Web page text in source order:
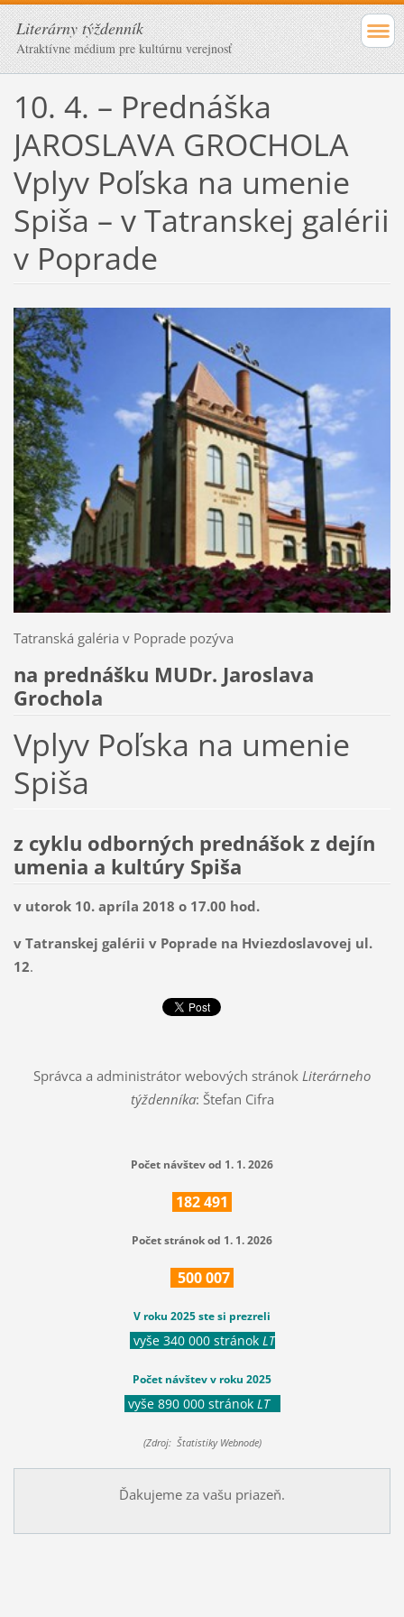
Literárny týždenník
Atraktívne médium pre kultúrnu verejnosť
10. 4. – Prednáška
JAROSLAVA GROCHOLA
Vplyv Poľska na umenie
Spiša – v Tatranskej galérii
v Poprade
Tatranská galéria v Poprade pozýva
na prednášku MUDr. Jaroslava
Grochola
Vplyv Poľska na umenie
Spiša
z cyklu odborných prednášok z dejín
umenia a kultúry Spiša
v utorok 10. apríla 2018 o 17.00 hod.
v Tatranskej galérii v Poprade na Hviezdoslavovej ul.
12.
Správca a administrátor webových stránok Literárneho
týždenníka: Štefan Cifra
Počet návštev od 1. 1. 2026
182491
Počet stránok od 1. 1. 2026
500007
V roku 2025 ste si prezreli
vyše 340 000 stránok LT
Počet návštev v roku 2025
vyše 890 000 stránok LT
(Zdroj: Štatistiky Webnode)
Ďakujeme za vašu priazeň.